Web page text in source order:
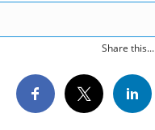
Share this...